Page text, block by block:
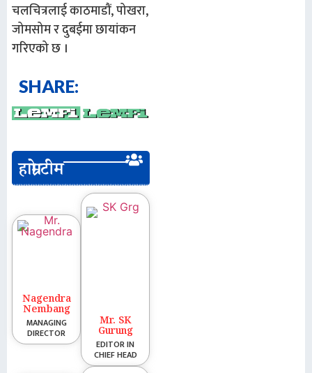
चलचित्रलाई काठमाडौं, पोखरा,
जोमसोम र दुबईमा छायांकन
गरिएको छ ।
SHARE:
हाम्रो टीम
Nagendra
Nembang
MANAGING
DIRECTOR
Mr. SK
Gurung
EDITOR IN
CHIEF HEAD